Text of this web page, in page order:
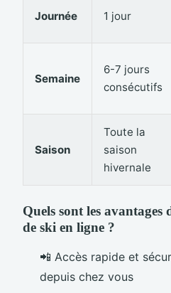
Journée 1 jour
Semaine
6-7 jours
consécutifs
Saison
Toute la
saison
hivernale
Quels sont les avantages
de ski en ligne ?
📲 Accès rapide et
depuis chez vous